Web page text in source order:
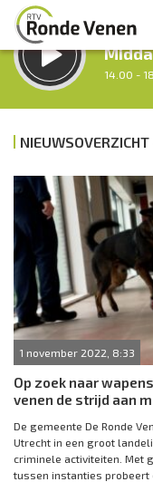
LUISTER
14.00 -
Vorig uur
Inklappen
1 november 2022, 8:33
Op zoek naar
venen de strijd aan
De gemeente De Ronde
Utrecht in een groot
criminele activiteiten. Met
tussen instanties probeert